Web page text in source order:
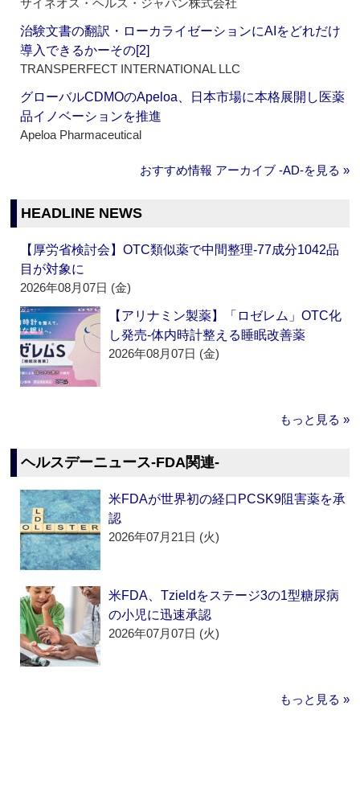
サイネオス・ヘルス・ジャパン株式会社
治験文書の翻訳・ローカライゼーションにAIをどれだけ
導入できるかーその[2]
TRANSPERFECT INTERNATIONAL LLC
グローバルCDMOのApeloa、日本市場に本格展開し医薬
品イノベーションを推進
Apeloa Pharmaceutical
おすすめ情報 アーカイブ ‐AD‐を見る »
HEADLINE NEWS
【厚労省検討会】OTC類似薬で中間整理‐77成分1042品
目が対象に
2026年08月07日 (金)
【アリナミン製薬】「ロゼレム」OTC化
し発売‐体内時計整える睡眠改善薬
2026年08月07日 (金)
もっと見る »
ヘルスデーニュース‐FDA関連‐
米FDAが世界初の経口PCSK9阻害薬を承
認
2026年07月21日 (火)
米FDA、Tzieldをステージ3の1型糖尿病
の小児に迅速承認
2026年07月07日 (火)
もっと見る »